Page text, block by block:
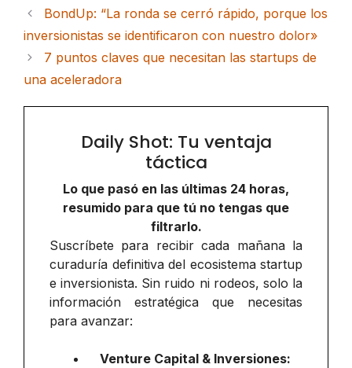
BondUp: “La ronda se cerró rápido, porque los
inversionistas se identificaron con nuestro dolor»
7 puntos claves que necesitan las startups de
una aceleradora
Daily Shot: Tu ventaja
táctica
Lo que pasó en las últimas 24 horas,
resumido para que tú no tengas que
filtrarlo.
Suscríbete para recibir cada mañana la
curaduría definitiva del ecosistema startup
e inversionista. Sin ruido ni rodeos, solo la
información estratégica que necesitas
para avanzar:
Venture Capital & Inversiones: